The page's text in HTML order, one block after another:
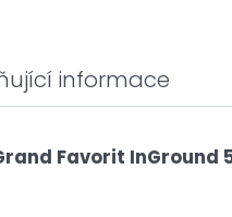
informace
Favorit InGround